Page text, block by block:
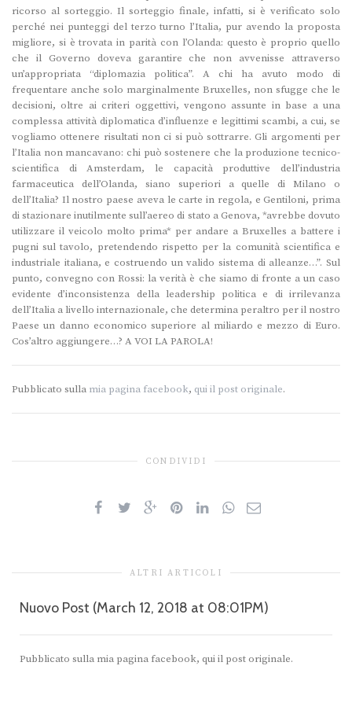
ricorso al sorteggio. Il sorteggio finale, infatti, si è verificato solo
perché nei punteggi del terzo turno l’Italia, pur avendo la proposta
migliore, si è trovata in parità con l’Olanda: questo è proprio quello
che il Governo doveva garantire che non avvenisse attraverso
un’appropriata “diplomazia politica”. A chi ha avuto modo di
frequentare anche solo marginalmente Bruxelles, non sfugge che le
decisioni, oltre ai criteri oggettivi, vengono assunte in base a una
complessa attività diplomatica d’influenze e legittimi scambi, a cui, se
vogliamo ottenere risultati non ci si può sottrarre. Gli argomenti per
l’Italia non mancavano: chi può sostenere che la produzione tecnico-
scientifica di Amsterdam, le capacità produttive dell’industria
farmaceutica dell’Olanda, siano superiori a quelle di Milano o
dell’Italia? Il nostro paese aveva le carte in regola, e Gentiloni, prima
di stazionare inutilmente sull’aereo di stato a Genova, *avrebbe dovuto
utilizzare il veicolo molto prima* per andare a Bruxelles a battere i
pugni sul tavolo, pretendendo rispetto per la comunità scientifica e
industriale italiana, e costruendo un valido sistema di alleanze…”. Sul
punto, convegno con Rossi: la verità è che siamo di fronte a un caso
evidente d’inconsistenza della leadership politica e di irrilevanza
dell’Italia a livello internazionale, che determina peraltro per il nostro
Paese un danno economico superiore al miliardo e mezzo di Euro.
Cos’altro aggiungere…? A VOI LA PAROLA!
Pubblicato sulla mia pagina facebook, qui il post originale.
CONDIVIDI
ALTRI ARTICOLI
Nuovo Post (March 12, 2018 at 08:01PM)
Pubblicato sulla mia pagina facebook, qui il post originale.